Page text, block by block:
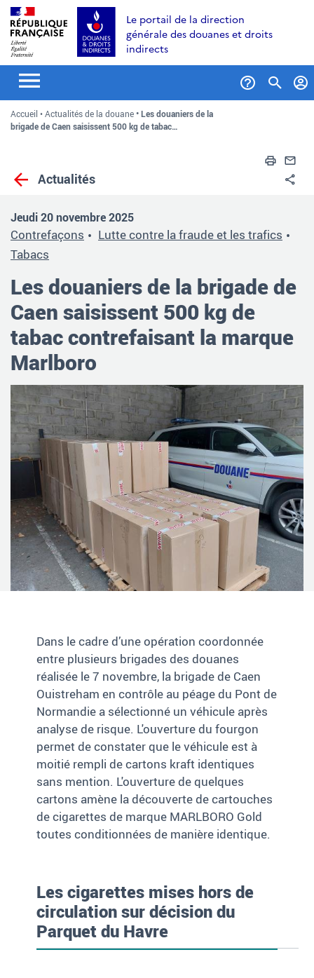
Aller
au
contenu
Aller
recherche
Aller
au
menu
Le portail de la direction
générale des douanes et droits
indirects
Accueil Actualités de la douane
Les douaniers de la
brigade de Caen saisissent 500 kg de tabac…
Actualités
Jeudi 20 novembre 2025
Contrefaçons
Lutte contre la fraude et les trafics
Tabacs
Les douaniers de la brigade de
Caen saisissent 500 kg de
tabac contrefaisant la marque
Marlboro
Dans le cadre d’une opération coordonnée
entre plusieurs brigades des douanes
réalisée le 7 novembre, la brigade de Caen
Ouistreham en contrôle au péage du Pont de
Normandie a sélectionné un véhicule après
analyse de risque. L'ouverture du fourgon
permet de constater que le véhicule est à
moitié rempli de cartons kraft identiques
sans mention. L'ouverture de quelques
cartons amène la découverte de cartouches
de cigarettes de marque MARLBORO Gold
toutes conditionnées de manière identique.
Les cigarettes mises hors de
circulation sur décision du
Parquet du Havre